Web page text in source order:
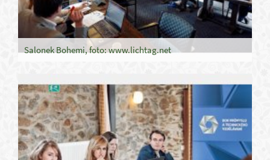
Salonek Bohemi, foto: www.lichtag.net